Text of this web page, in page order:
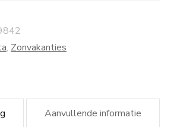
, Zonvakanties
Aanvullende informatie